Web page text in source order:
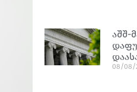
აშშ-
08/08/